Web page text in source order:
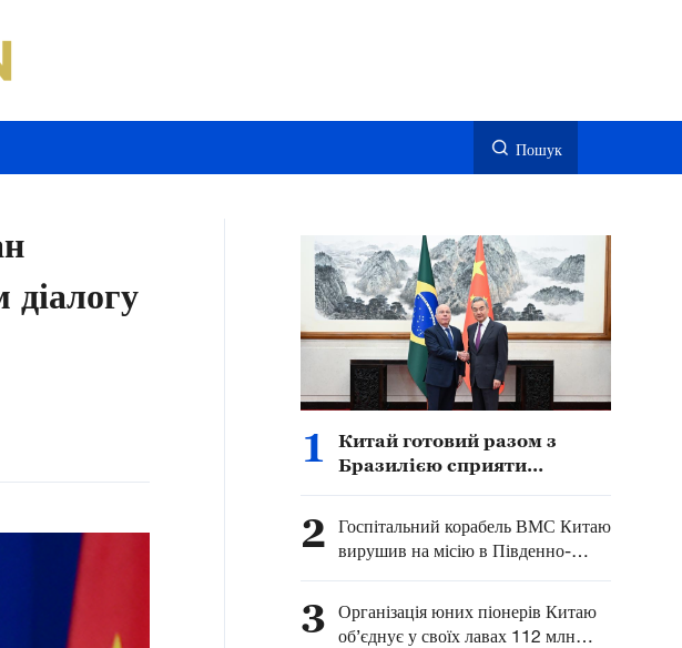
Пошук
1
Китай готовий разом з
Бразилією сприяти
співробітництва між
Китаєм та Латинською
Америкою — глава МЗС
КНР
2 Госпітальний корабель ВМС Китаю
вирушив на місію в Південно-
Китайське море
3 Організація юних піонерів Китаю
об’єднує у своїх лавах 112 млн